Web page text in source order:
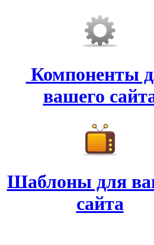
Компоненты
вашего
Шаблоны для
сайта